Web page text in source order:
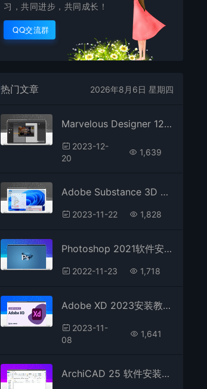
习，共同进步，共同成长！
QQ交流群
热门文章 2026年8月6日 星期四
Marvelous Designer 12服装设计软件安装教程
2023-12-
20
1,639
Adobe Substance 3D Sampler 2022软件安装教程
2023-11-22 1,828
Photoshop 2021软件安装教程
2022-11-23 1,718
Adobe XD 2023安装教程附下载包
2023-11-
08
1,641
ArchiCAD 25 软件安装教程